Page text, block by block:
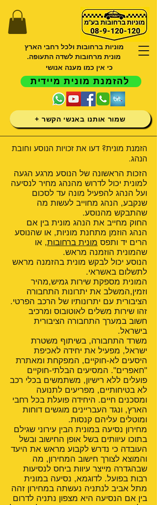
מוניות ברחובות ולכל רחבי הארץ
מונית מרחובות לשדה התעופה.
כי אין כמו מענה אנושי
להזמנת מונית מיידית
שמור אותנו באנשי הקשר +
הזמנת מונית? דעו את זכויות הנוסע וחובת
הנהג.
הזכות הראשונה של הנוסע מרגע הגעה
למונית יכול לדרוש מהנהג מחיר לנסיעה
ועל הנהג להפעיל מונה עד לסכום
שנקבע, הנהג מחוייב לעשות מה
שהתבקש מהנוסע.
החוק מחייב את הנהג מונית בין אם
הנהג הוזמן מתחנת מוניות, או שהנוסע
הרים יד ותפס מונית ברחובות, או
שהמונית הוזמנה מראש.
הנוסע יכול לבקש מונית בהזמנה מראש
לתשלום באשראי.
המונית מספקת שירות גמיש,מהיר
וזמין,המשלב את יתרונות התחבורה
הציבורית עם יתרונותיו של הרכב הפרטי.
זהו שירות משלים לאוטובוס ומרכיב
חשוב במערך התחבורה הציבורית
בישראל.
משרד התחבורה, בשיתוף משטרת
ישראל, מפעיל את יחידה לאכיפת
היסעים לא-חוקיים, המפקחת ומאתרת
"חאפרים". המסיעים הבלתי-חוקיים
פועלים ללא רישיון, משתמשים בכלי רכב
לא בטיחותיים, מפריעים לתנועה
ומסכנים חיים. היחידה פועלת בכל רחבי
הארץ, ונגד העבריינים מוגשים דוחות
ומוטלים עליהם קנסות.
מחירון נסיעה במונית הבין עירוני שגילם
בתוכו עיוותים בשל אופן החישוב ובשל
העובדה כי נדרש לקבוע מראש את היעד
והמוצא לצורך חישוב המחירון, מה
שבהגדרה מייצר עיוות ביחס לנסיעות
רבות בפועל. לדוגמא, נסיעה במונית
מתל אביב לנתניה נעשתה במחירון זהה
בין אם הנסיעה היא מצפון נתניה לדרום